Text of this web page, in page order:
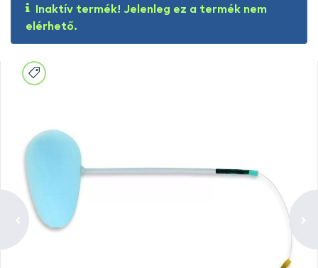
Inaktív termék! Jelenleg ez a termék nem
elérhető.